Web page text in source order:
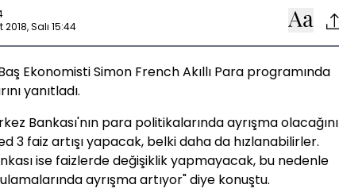
Salı 15:44
Ekonomisti Simon French Akıllı Para programında
yanıtladı.
Bankası'nın para politikalarında ayrışma olacağını
3 faiz artışı yapacak, belki daha da hızlanabilirler.
ise faizlerde değişiklik yapmayacak, bu nedenle
ayrışma artıyor" diye konuştu.